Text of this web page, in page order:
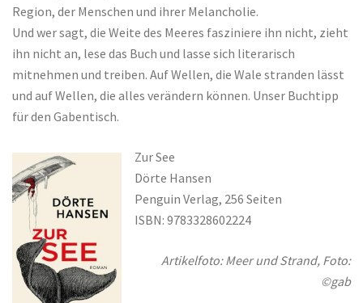
Region, der Menschen und ihrer Melancholie.
Und wer sagt, die Weite des Meeres fasziniere ihn nicht, zieht
ihn nicht an, lese das Buch und lasse sich literarisch
mitnehmen und treiben. Auf Wellen, die Wale stranden lässt
und auf Wellen, die alles verändern können. Unser Buchtipp
für den Gabentisch.
Zur See
Dörte Hansen
Penguin Verlag, 256 Seiten
ISBN: 9783328602224
Artikelfoto: Meer und Strand, Foto:
©gab